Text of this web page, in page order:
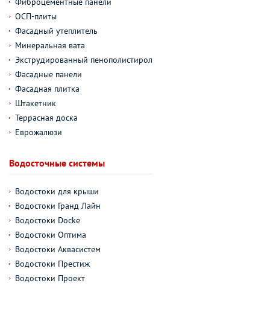
ОСП-плиты
Фасадный утеплитель
Минеральная вата
Экструдированный пенополистирол
Фасадные панели
Фасадная плитка
Штакетник
Террасная доска
Еврожалюзи
Водосточные системы
Водостоки для крыши
Водостоки Гранд Лайн
Водостоки Docke
Водостоки Оптима
Водостоки Аквасистем
Водостоки Престиж
Водостоки Проект